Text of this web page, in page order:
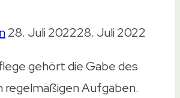
28. Juli 202228. Juli 2022
gehört die Gabe des
regelmäßigen Aufgaben.